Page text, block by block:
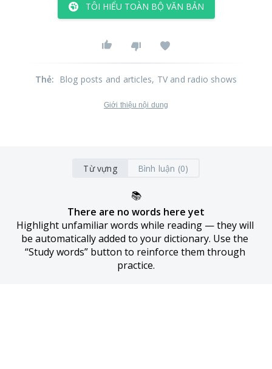
TÔI HIỂU TOÀN BỘ VĂN BẢN
Thẻ: Blog posts and articles, TV and radio shows
Giới thiệu nội dung
Từ vựng Bình luận (0)
📚
There are no words here yet
Highlight unfamiliar words while reading — they will
be automatically added to your dictionary. Use the
“Study words” button to reinforce them through
practice.